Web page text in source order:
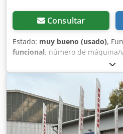
Consultar
Estado: muy bueno (usado),
funcional, número de máquina/
, Remolque
casi nuevo, para tractores a
dispone de freno por inercia y
km/h sin necesidad de